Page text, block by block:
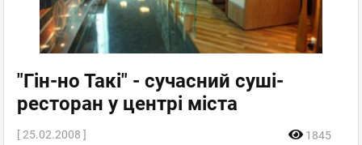
"Гін-но Такі" - сучасний суші-
ресторан у центрі міста
[ 25.02.2008 ] 1845